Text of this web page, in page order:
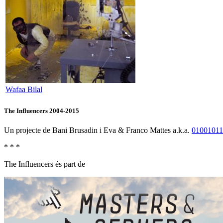
Wafaa Bilal
The Influencers 2004-2015
Un projecte de Bani Brusadin i Eva & Franco Mattes a.k.a.
* * *
The Influencers és part de